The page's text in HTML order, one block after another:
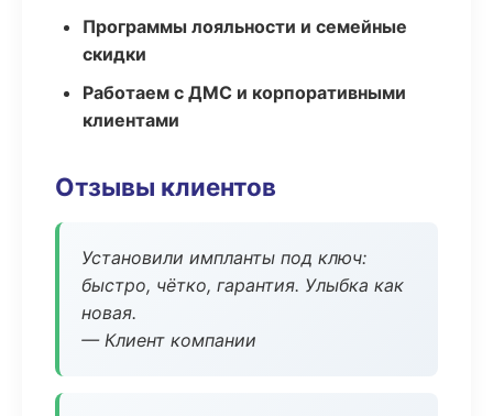
Программы лояльности и семейные
скидки
Работаем с ДМС и корпоративными
клиентами
Отзывы клиентов
Установили импланты под ключ:
быстро, чётко, гарантия. Улыбка как
новая.
— Клиент компании